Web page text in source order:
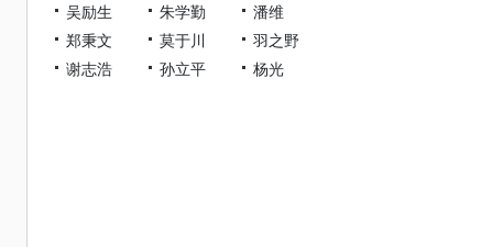
吴励生
朱学勤
潘维
郑秉文
莫于川
羽之野
谢志浩
孙立平 杨光